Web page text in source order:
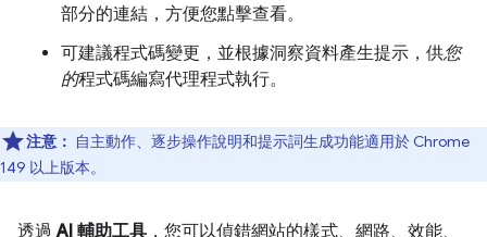
部分的連結，方便您點擊查看。
可建議程式碼變更，並根據洞察資料產生提示，供您
的程式碼編寫代理程式執行。
注意： 自主動作、逐步操作說明和提示詞生成功能適用於 Chrome
149 以上版本。
透過AI 輔助工具 ，您可以偵錯網站的樣式、網路、效能、